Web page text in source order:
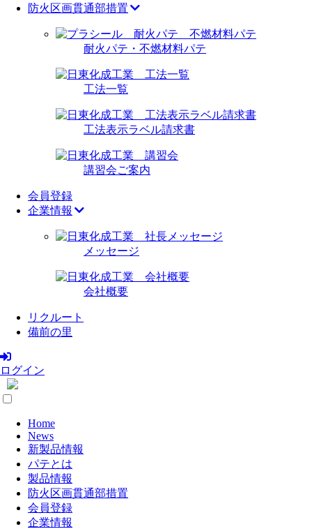
防火区画貫通部措置
耐火パテ・不燃材料パテ
工法一覧
工法表示ラベル請求書
講習会ご案内
会員登録
企業情報
メッセージ
会社概要
リクルート
備前の里
ログイン
Home
News
新製品情報
パテとは
製品情報
防火区画貫通部措置
会員登録
企業情報